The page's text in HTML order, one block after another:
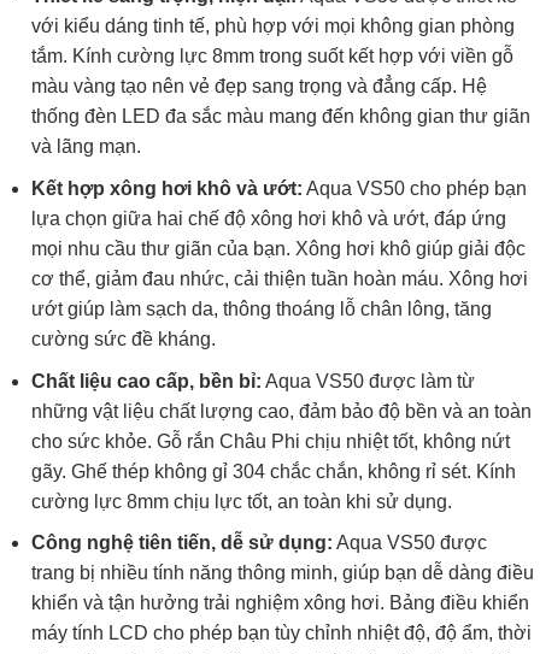
với kiểu dáng tinh tế, phù hợp với mọi không gian phòng
tắm. Kính cường lực 8mm trong suốt kết hợp với viền gỗ
màu vàng tạo nên vẻ đẹp sang trọng và đẳng cấp. Hệ
thống đèn LED đa sắc màu mang đến không gian thư giãn
và lãng mạn.
Kết hợp xông hơi khô và ướt: Aqua VS50 cho phép bạn
lựa chọn giữa hai chế độ xông hơi khô và ướt, đáp ứng
mọi nhu cầu thư giãn của bạn. Xông hơi khô giúp giải độc
cơ thể, giảm đau nhức, cải thiện tuần hoàn máu. Xông hơi
ướt giúp làm sạch da, thông thoáng lỗ chân lông, tăng
cường sức đề kháng.
Chất liệu cao cấp, bền bỉ: Aqua VS50 được làm từ
những vật liệu chất lượng cao, đảm bảo độ bền và an toàn
cho sức khỏe. Gỗ rắn Châu Phi chịu nhiệt tốt, không nứt
gãy. Ghế thép không gỉ 304 chắc chắn, không rỉ sét. Kính
cường lực 8mm chịu lực tốt, an toàn khi sử dụng.
Công nghệ tiên tiến, dễ sử dụng: Aqua VS50 được
trang bị nhiều tính năng thông minh, giúp bạn dễ dàng điều
khiển và tận hưởng trải nghiệm xông hơi. Bảng điều khiển
máy tính LCD cho phép bạn tùy chỉnh nhiệt độ, độ ẩm, thời